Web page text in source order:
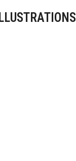
ILLUSTRATIONS